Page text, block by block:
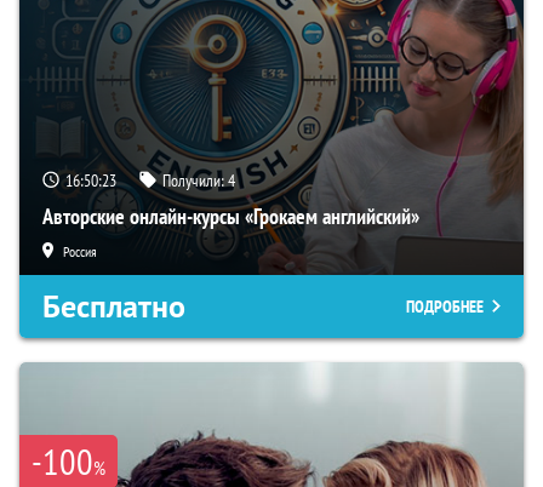
16:50:22 Получили:4
Авторские онлайн-курсы «Грокаем английский»
Россия
Бесплатно ПОДРОБНЕЕ
-100%